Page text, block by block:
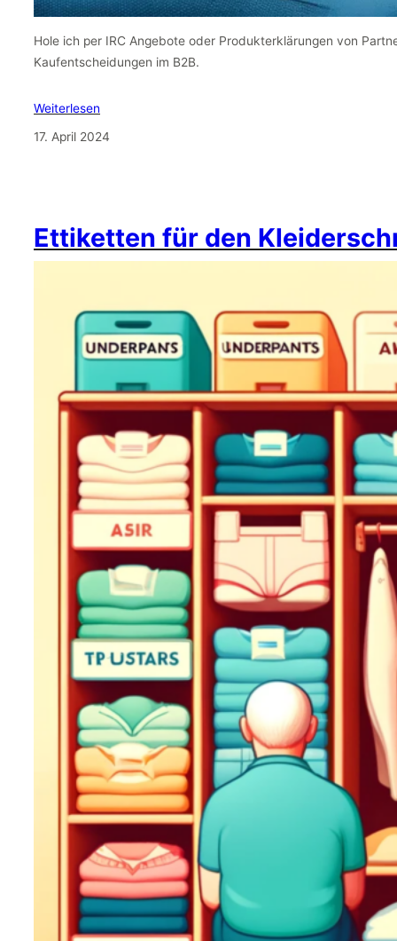
Hole ich per IRC Angebote oder Produkterklärungen von
Kaufentscheidungen im B2B.
Weiterlesen
17. April 2024
Ettiketten für den